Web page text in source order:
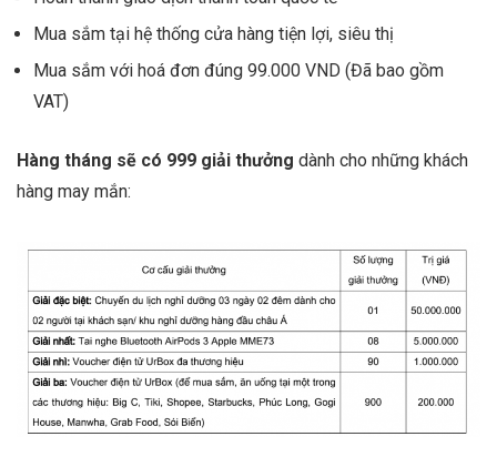
Mua sắm tại hệ thống cửa hàng tiện lợi, siêu thị
Mua sắm với hoá đơn đúng 99.000 VND (Đã bao gồm
VAT)
Hàng tháng sẽ có 999 giải thưởng dành cho những khách
hàng may mắn: